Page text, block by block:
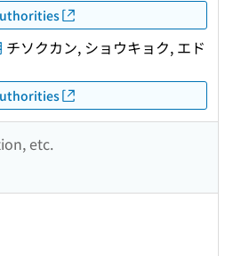
チソクカン, ショウキョク, エド
etc.